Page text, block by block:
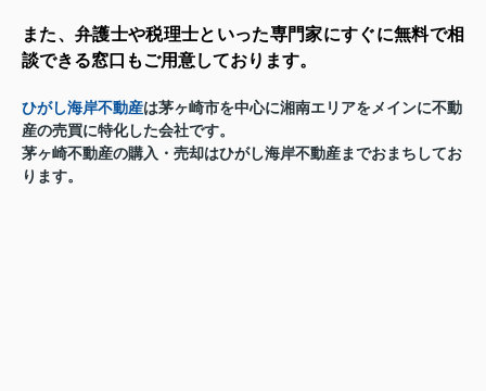
また、弁護士や税理士といった専門家にすぐに無料で相
談できる窓口もご用意しております。
ひがし海岸不動産は茅ヶ崎市を中心に湘南エリアをメインに不動
産の売買に特化した会社です。
茅ヶ崎不動産の購入・売却はひがし海岸不動産までおまちしてお
ります。